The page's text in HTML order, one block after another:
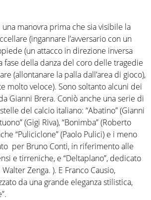
una manovra prima che sia visibile la
(ingannare l’avversario con un
(un attacco in direzione inversa
fase della danza del coro delle tragedie
(allontanare la palla dall’area di gioco),
molto veloce). Sono soltanto alcuni dei
Gianni Brera. Coniò anche una serie di
del calcio italiano: “Abatino” (Gianni
(Gigi Riva), “Bonimba” (Roberto
“Puliciclone” (Paolo Pulici) e i meno
per Bruno Conti, in riferimento alle
e tirreniche, e “Deltaplano”, dedicato
Zenga. ). E Franco Causio,
da una grande eleganza stilistica,